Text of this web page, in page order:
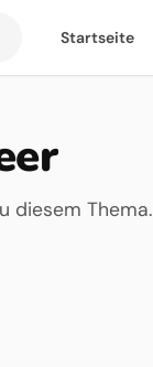
Startseite
diesem Thema.